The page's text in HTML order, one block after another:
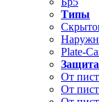
Типы
Plate-
От
От